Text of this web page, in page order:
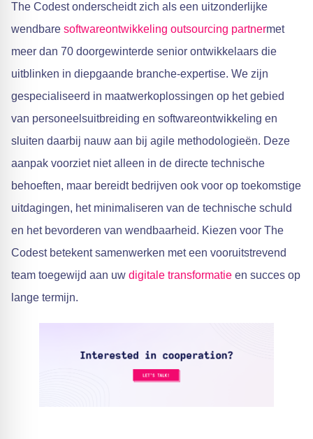
The Codest onderscheidt zich als een uitzonderlijke
wendbare softwareontwikkeling outsourcing partnermet
meer dan 70 doorgewinterde senior ontwikkelaars die
uitblinken in diepgaande branche-expertise. We zijn
gespecialiseerd in maatwerkoplossingen op het gebied
van personeelsuitbreiding en softwareontwikkeling en
sluiten daarbij nauw aan bij agile methodologieën. Deze
aanpak voorziet niet alleen in de directe technische
behoeften, maar bereidt bedrijven ook voor op toekomstige
uitdagingen, het minimaliseren van de technische schuld
en het bevorderen van wendbaarheid. Kiezen voor The
Codest betekent samenwerken met een vooruitstrevend
team toegewijd aan uw digitale transformatie en succes op
lange termijn.